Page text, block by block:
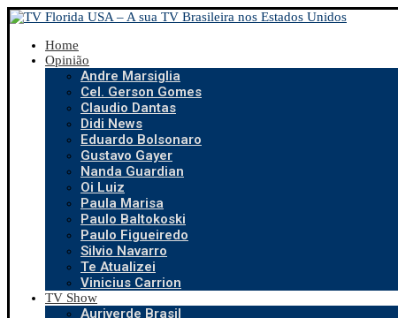
Home
Opinião
Andre Marsiglia
Cel. Gerson Gomes
Claudio Dantas
Didi News
Eduardo Bolsonaro
Gustavo Gayer
Nanda Guardian
Oi Luiz
Paula Marisa
Paulo Baltokoski
Paulo Figueiredo
Silvio Navarro
Te Atualizei
Vinicius Carrion
TV Show
Auriverde Brasil